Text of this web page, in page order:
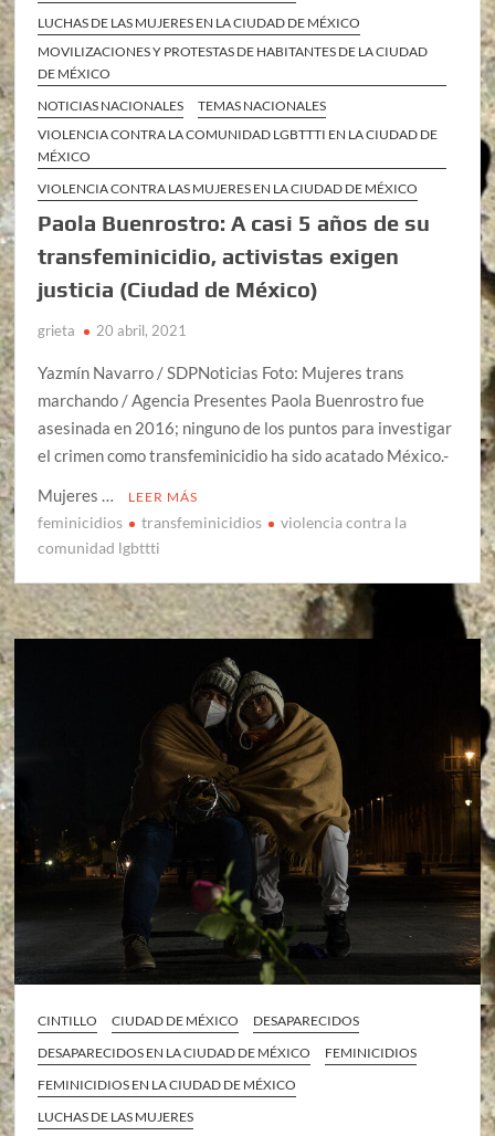
LUCHAS DE LAS MUJERES EN LA CIUDAD DE MÉXICO
MOVILIZACIONES Y PROTESTAS DE HABITANTES DE LA CIUDAD
DE MÉXICO
NOTICIAS NACIONALES
TEMAS NACIONALES
VIOLENCIA CONTRA LA COMUNIDAD LGBTTTI EN LA CIUDAD DE
MÉXICO
VIOLENCIA CONTRA LAS MUJERES EN LA CIUDAD DE MÉXICO
Paola Buenrostro: A casi 5 años de su
transfeminicidio, activistas exigen
justicia (Ciudad de México)
grieta 20 abril, 2021
Yazmín Navarro / SDPNoticias Foto: Mujeres trans
marchando / Agencia Presentes Paola Buenrostro fue
asesinada en 2016; ninguno de los puntos para investigar
el crimen como transfeminicidio ha sido acatado México.-
Mujeres …
LEER MÁS
feminicidios transfeminicidios
violencia contra la
comunidad lgbttti
CINTILLO CIUDAD DE MÉXICO
DESAPARECIDOS
DESAPARECIDOS EN LA CIUDAD DE MÉXICO
FEMINICIDIOS
FEMINICIDIOS EN LA CIUDAD DE MÉXICO
LUCHAS DE LAS MUJERES